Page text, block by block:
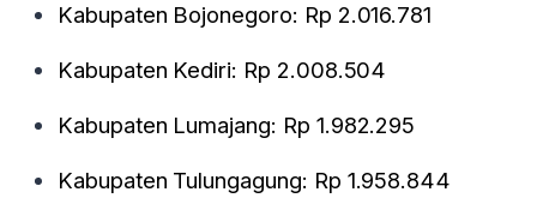
Kabupaten Bojonegoro: Rp 2.016.781
Kabupaten Kediri: Rp 2.008.504
Kabupaten Lumajang: Rp 1.982.295
Kabupaten Tulungagung: Rp 1.958.844